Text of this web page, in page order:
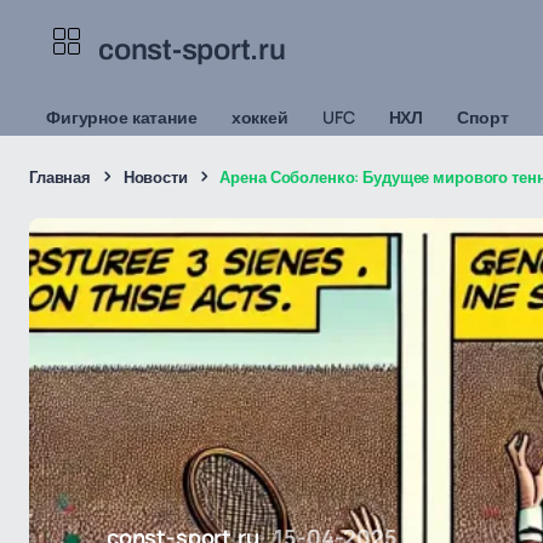
const-sport.ru
Фигурное катание хоккей UFC НХЛ Спорт
Главная Новости Арена Соболенко: Будущее мирового
const-sport.ru 15-04-2025